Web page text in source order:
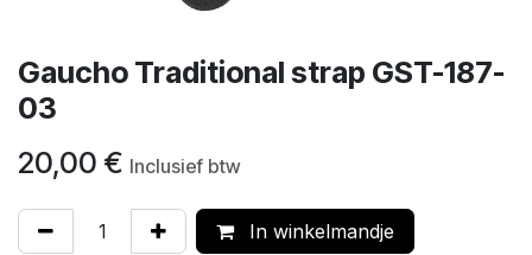
Gaucho Traditional strap GST-187-
03
20,00 € Inclusief btw
In winkelmandje